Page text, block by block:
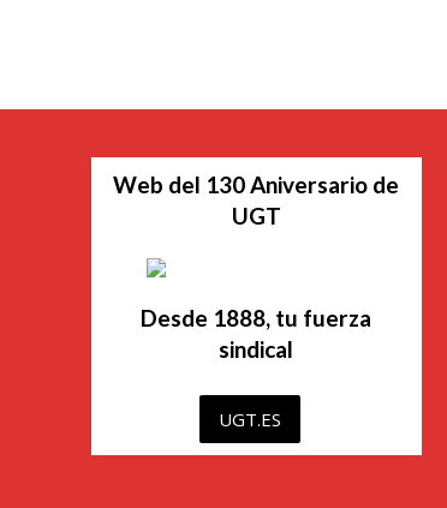
Web del 130 Aniversario de
UGT
Desde 1888, tu fuerza
sindical
UGT.ES